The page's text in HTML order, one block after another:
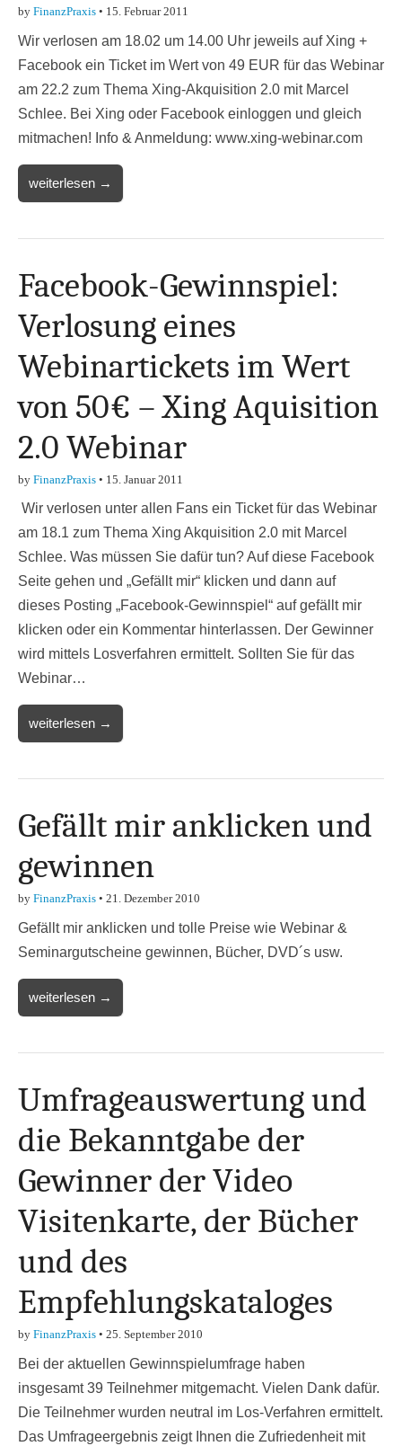
by FinanzPraxis • 15. Februar 2011
Wir verlosen am 18.02 um 14.00 Uhr jeweils auf Xing +
Facebook ein Ticket im Wert von 49 EUR für das Webinar
am 22.2 zum Thema Xing-Akquisition 2.0 mit Marcel
Schlee. Bei Xing oder Facebook einloggen und gleich
mitmachen! Info & Anmeldung: www.xing-webinar.com
weiterlesen →
Facebook-Gewinnspiel:
Verlosung eines
Webinartickets im Wert
von 50€ – Xing Aquisition
2.0 Webinar
by FinanzPraxis • 15. Januar 2011
Wir verlosen unter allen Fans ein Ticket für das Webinar
am 18.1 zum Thema Xing Akquisition 2.0 mit Marcel
Schlee. Was müssen Sie dafür tun? Auf diese Facebook
Seite gehen und „Gefällt mir“ klicken und dann auf
dieses Posting „Facebook-Gewinnspiel“ auf gefällt mir
klicken oder ein Kommentar hinterlassen. Der Gewinner
wird mittels Losverfahren ermittelt. Sollten Sie für das
Webinar…
weiterlesen →
Gefällt mir anklicken und
gewinnen
by FinanzPraxis • 21. Dezember 2010
Gefällt mir anklicken und tolle Preise wie Webinar &
Seminargutscheine gewinnen, Bücher, DVD´s usw.
weiterlesen →
Umfrageauswertung und
die Bekanntgabe der
Gewinner der Video
Visitenkarte, der Bücher
und des
Empfehlungskataloges
by FinanzPraxis • 25. September 2010
Bei der aktuellen Gewinnspielumfrage haben
insgesamt 39 Teilnehmer mitgemacht. Vielen Dank dafür.
Die Teilnehmer wurden neutral im Los-Verfahren ermittelt.
Das Umfrageergebnis zeigt Ihnen die Zufriedenheit mit